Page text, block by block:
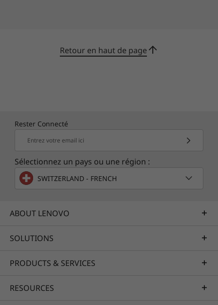
Retour en haut de page
Rester Connecté
Entrez votre email ici
Sélectionnez un pays ou une région :
SWITZERLAND - FRENCH
ABOUT LENOVO
SOLUTIONS
PRODUCTS & SERVICES
RESOURCES